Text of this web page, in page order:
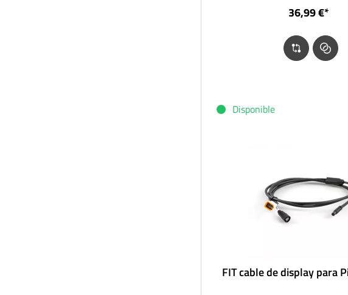
36,99 €*
Disponible
FIT cable de display para